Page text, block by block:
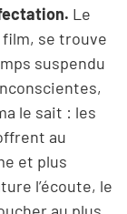
Le
film, se trouve
suspendu
le sait : les
au
et plus
l’écoute, le